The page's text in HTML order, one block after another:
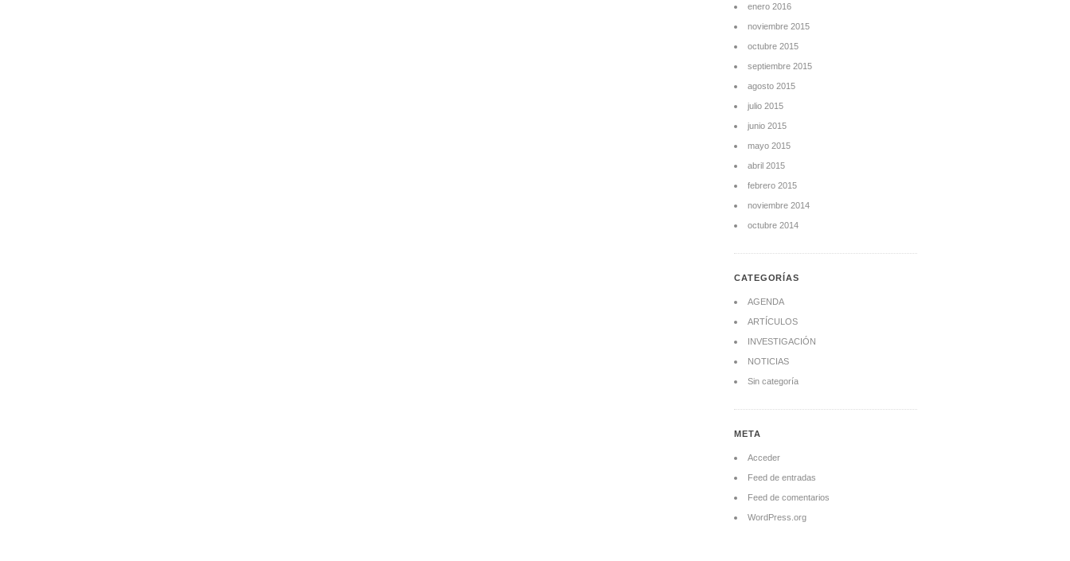
enero 2016
noviembre 2015
octubre 2015
septiembre 2015
agosto 2015
julio 2015
junio 2015
mayo 2015
abril 2015
febrero 2015
noviembre 2014
octubre 2014
CATEGORÍAS
AGENDA
ARTÍCULOS
INVESTIGACIÓN
NOTICIAS
Sin categoría
META
Acceder
Feed de entradas
Feed de comentarios
WordPress.org